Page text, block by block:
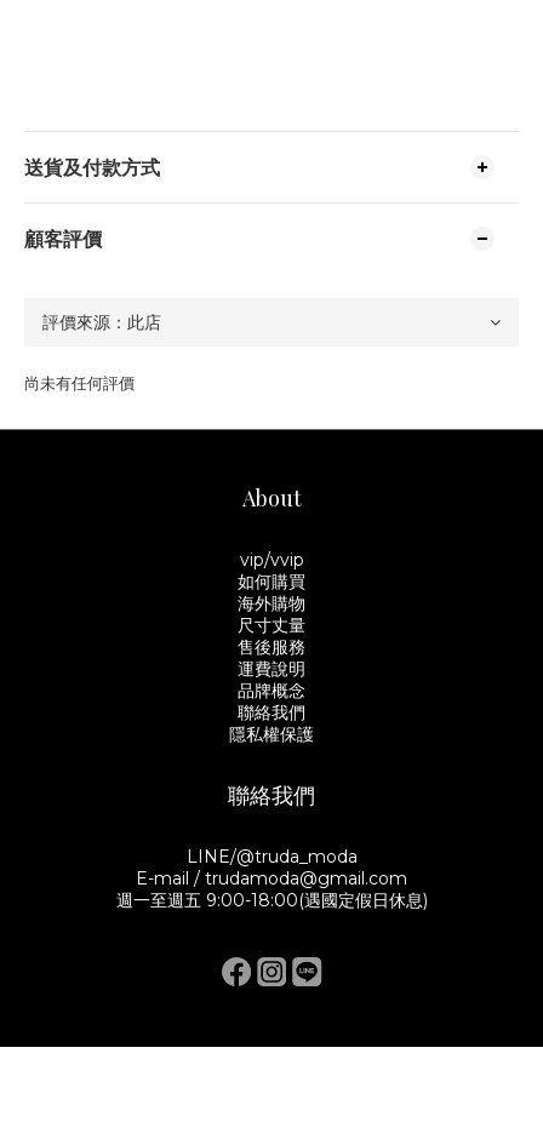
送貨及付款方式
顧客評價
尚未有任何評價
About
vip/vvip
如何購買
海外購物
尺寸丈量
售後服務
運費說明
品牌概念
聯絡我們
隱私權保護
聯絡我們
LINE/@truda_moda
E-mail / trudamoda@gmail.com
週一至週五 9:00-18:00(遇國定假日休息)